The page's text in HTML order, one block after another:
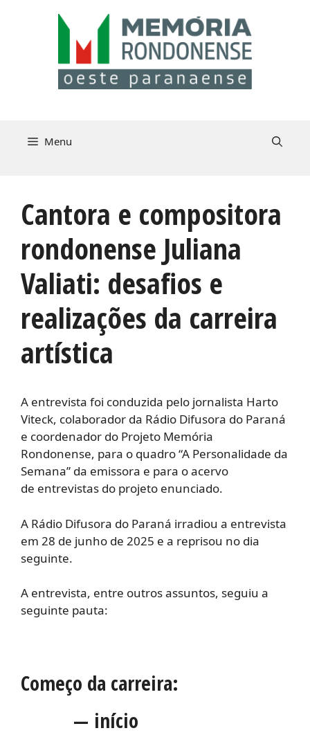
Menu
Cantora e compositora
rondonense Juliana
Valiati: desafios e
realizações da carreira
artística
A entrevista foi conduzida pelo jornalista Harto
Viteck, colaborador da Rádio Difusora do Paraná
e coordenador do Projeto Memória
Rondonense, para o quadro “A Personalidade da
Semana” da emissora e para o acervo
de entrevistas do projeto enunciado.
A Rádio Difusora do Paraná irradiou a entrevista
em 28 de junho de 2025 e a reprisou no dia
seguinte.
A entrevista, entre outros assuntos, seguiu a
seguinte pauta:
Começo da carreira:
— início